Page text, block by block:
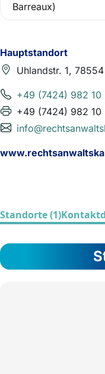
Hauptstandort
Uhlandstr. 1,
+49 (7424) 982 10
+49 (7424) 982 10
Barreaux)
Standorte (1)